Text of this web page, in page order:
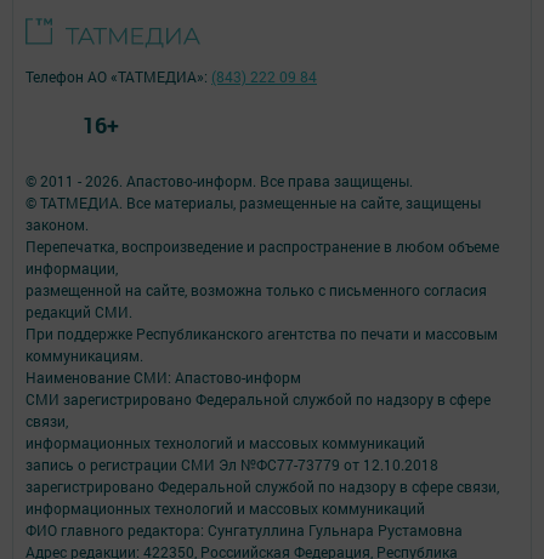
© 2011 - 2026. Апастово-информ. Все права защищены.
© ТАТМЕДИА. Все материалы, размещенные на сайте, защищены
законом.
Перепечатка, воспроизведение и распространение в любом объеме
информации,
размещенной на сайте, возможна только с письменного согласия
редакций СМИ.
При поддержке Республиканского агентства по печати и массовым
коммуникациям.
Наименование СМИ: Апастово-информ
СМИ зарегистрировано Федеральной службой по надзору в сфере
связи,
информационных технологий и массовых коммуникаций
запись о регистрации СМИ Эл №ФС77-73779 от 12.10.2018
зарегистрировано Федеральной службой по надзору в сфере связи,
информационных технологий и массовых коммуникаций
ФИО главного редактора: Сунгатуллина Гульнара Рустамовна
Адрес редакции: 422350, Россиийская Федерация, Республика
Телефон АО «ТАТМЕДИА»: (843) 222 09 84
16+